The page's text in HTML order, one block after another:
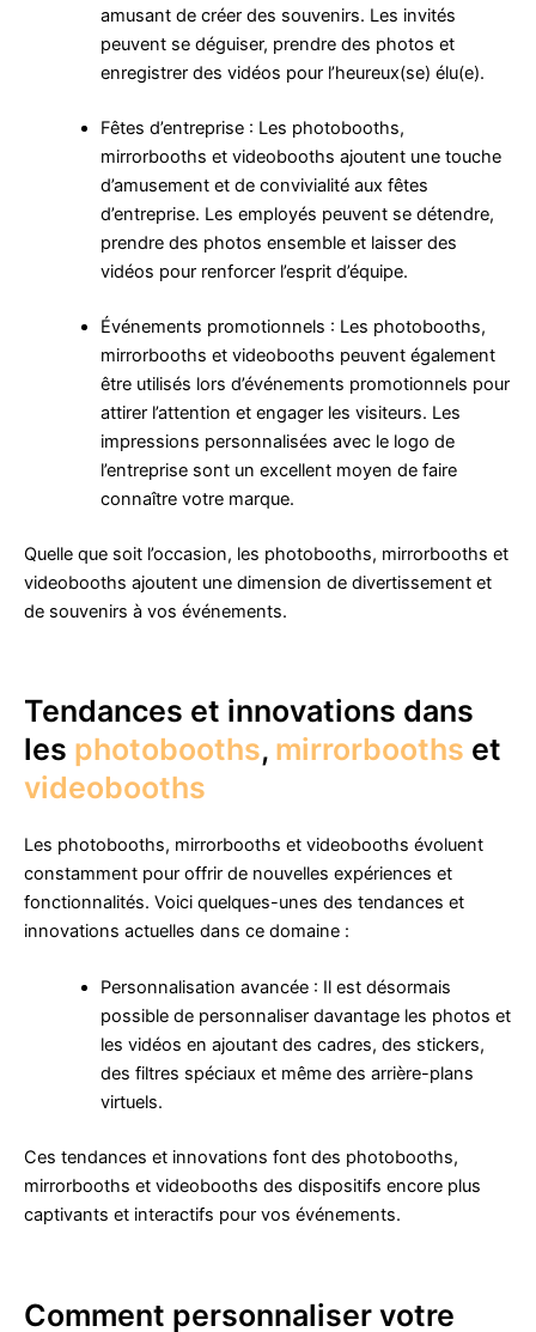
amusant de créer des souvenirs. Les invités
peuvent se déguiser, prendre des photos et
enregistrer des vidéos pour l’heureux(se) élu(e).
Fêtes d’entreprise : Les photobooths,
mirrorbooths et videobooths ajoutent une touche
d’amusement et de convivialité aux fêtes
d’entreprise. Les employés peuvent se détendre,
prendre des photos ensemble et laisser des
vidéos pour renforcer l’esprit d’équipe.
Événements promotionnels : Les photobooths,
mirrorbooths et videobooths peuvent également
être utilisés lors d’événements promotionnels pour
attirer l’attention et engager les visiteurs. Les
impressions personnalisées avec le logo de
l’entreprise sont un excellent moyen de faire
connaître votre marque.
Quelle que soit l’occasion, les photobooths, mirrorbooths et
videobooths ajoutent une dimension de divertissement et
de souvenirs à vos événements.
Tendances et innovations dans
les photobooths, mirrorbooths et
videobooths
Les photobooths, mirrorbooths et videobooths évoluent
constamment pour offrir de nouvelles expériences et
fonctionnalités. Voici quelques-unes des tendances et
innovations actuelles dans ce domaine :
Personnalisation avancée : Il est désormais
possible de personnaliser davantage les photos et
les vidéos en ajoutant des cadres, des stickers,
des filtres spéciaux et même des arrière-plans
virtuels.
Ces tendances et innovations font des photobooths,
mirrorbooths et videobooths des dispositifs encore plus
captivants et interactifs pour vos événements.
Comment personnaliser votre